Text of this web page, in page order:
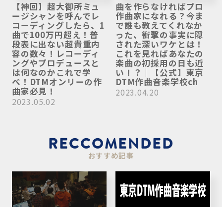
【神回】超大御所ミュ
ージシャンを呼んでレ
コーディングしたら、1
曲で100万円超え！普
段表に出ない超貴重内
容の数々！レコーディ
ングやプロデュースと
は何なのかこれで学
べ！DTMオンリーの作
曲家必見！
2023.05.02
曲を作らなければプロ
作曲家になれる？今ま
で誰も教えてくれなか
った、衝撃の事実に隠
された深いワケとは！
これを見ればあなたの
楽曲の初採用の日も近
い！？｜【公式】東京
DTM作曲音楽学校ch
2023.04.20
RECCOMENDED
おすすめ記事